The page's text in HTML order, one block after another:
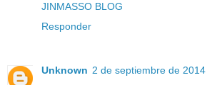
JINMASSO BLOG
Responder
Unknown 2 de septiembre de